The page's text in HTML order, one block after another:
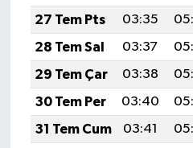
27 Tem Pts
03:35
28 Tem Sal
03:37
29 Tem Çar
03:38
30 Tem Per
03:40
31 Tem Cum
03:41